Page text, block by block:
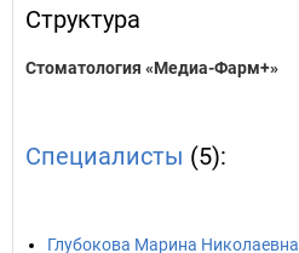
Структура
Стоматология «Медиа-Фарм+»
Специалисты (5):
Глубокова Марина Николаевна